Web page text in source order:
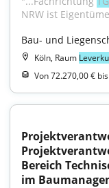
NRW ist
Bau- und
Köln, Raum
Von 72.270,00 €
Bereich
im